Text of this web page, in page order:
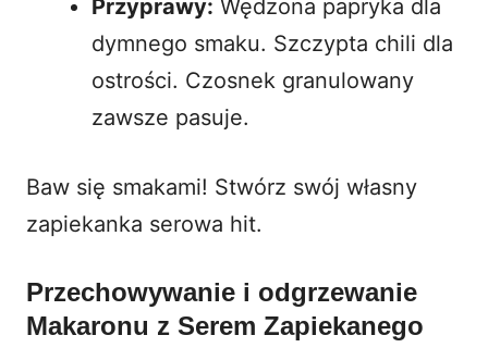
Przyprawy: Wędzona papryka dla
dymnego smaku. Szczypta chili dla
ostrości. Czosnek granulowany
zawsze pasuje.
Baw się smakami! Stwórz swój własny
zapiekanka serowa hit.
Przechowywanie i odgrzewanie
Makaronu z Serem Zapiekanego